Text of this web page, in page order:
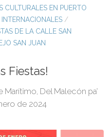
CULTURALES EN PUERTO
/
DE LA CALLE SAN
SAN JUAN
Fiestas!
Del Malecón pa’
de 2024